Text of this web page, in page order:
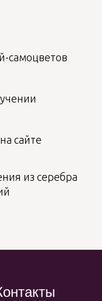
самоцветов
из серебра
сайте